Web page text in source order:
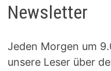
Newsletter
Jeden Morgen um
unsere Leser über